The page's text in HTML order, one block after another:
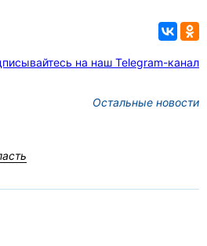
на наш Telegram-канал
Остальные новости